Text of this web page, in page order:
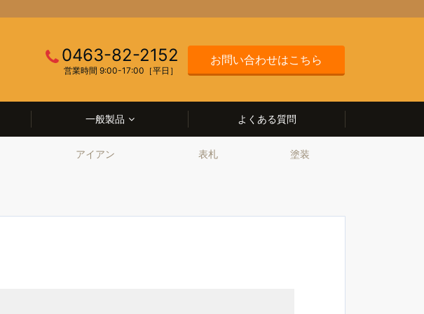
0463-82-2152
営業時間 9:00-17:00［平日］
お問い合わせはこちら
一般製品 よくある質問
アイアン 表札 塗装